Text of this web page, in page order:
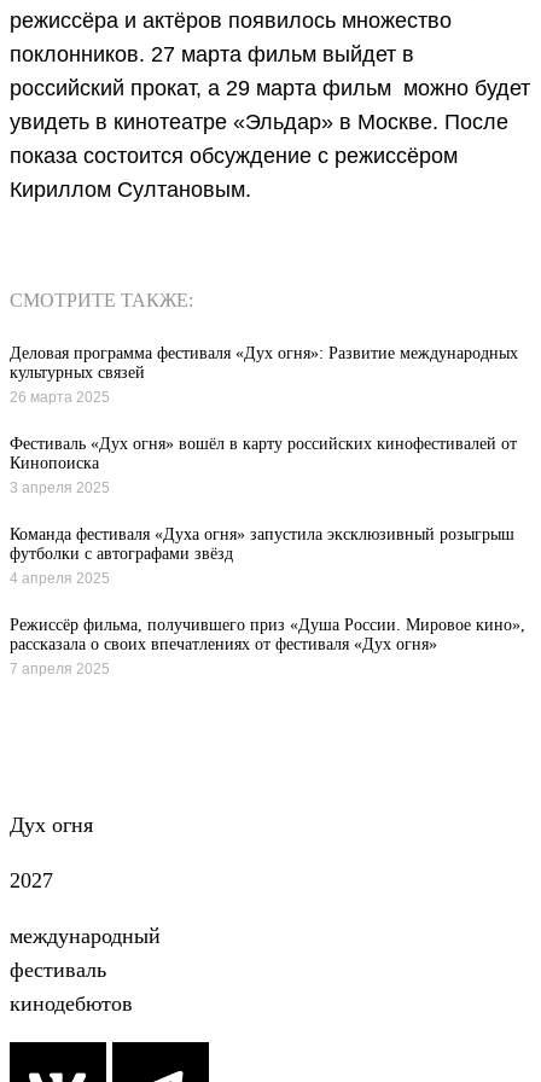
режиссёра и актёров появилось множество
поклонников. 27 марта фильм выйдет в
российский прокат, а 29 марта фильм можно будет
увидеть в кинотеатре «Эльдар» в Москве. После
показа состоится обсуждение с режиссёром
Кириллом Султановым.
СМОТРИТЕ ТАКЖЕ:
Деловая программа фестиваля «Дух огня»: Развитие международных
культурных связей
26 марта 2025
Фестиваль «Дух огня» вошёл в карту российских кинофестивалей от
Кинопоиска
3 апреля 2025
Команда фестиваля «Духа огня» запустила эксклюзивный розыгрыш
футболки с автографами звёзд
4 апреля 2025
Режиссёр фильма, получившего приз «Душа России. Мировое кино»,
рассказала о своих впечатлениях от фестиваля «Дух огня»
7 апреля 2025
Дух огня
2027
международный
фестиваль
кинодебютов